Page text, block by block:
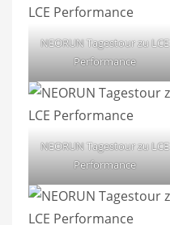
NEORUN Tagestour zu LCE
Performance
NEORUN Tagestour zu LCE
Performance